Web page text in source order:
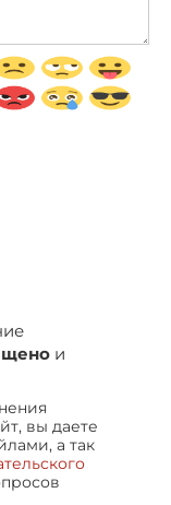
и
вы даете
а так